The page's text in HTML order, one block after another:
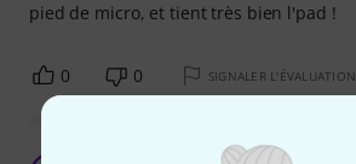
pied de micro, et tient très bien l'pad !
0 0 SIGNALER L'ÉVALUATION